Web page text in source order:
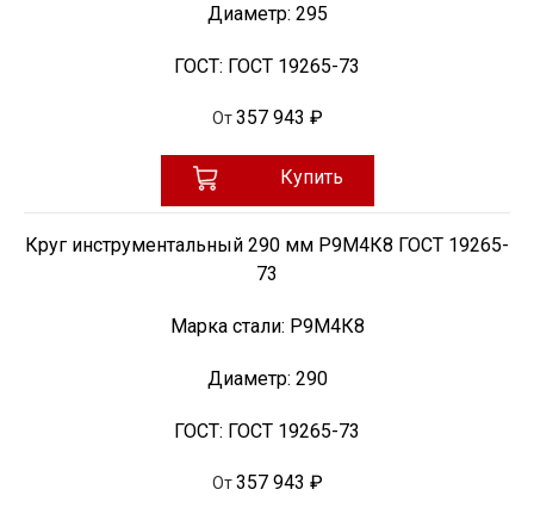
Диаметр: 295
ГОСТ: ГОСТ 19265-73
От 357 943 ₽
Купить
Круг инструментальный 290 мм Р9М4К8 ГОСТ 19265-
73
Марка стали: Р9М4К8
Диаметр: 290
ГОСТ: ГОСТ 19265-73
От 357 943 ₽